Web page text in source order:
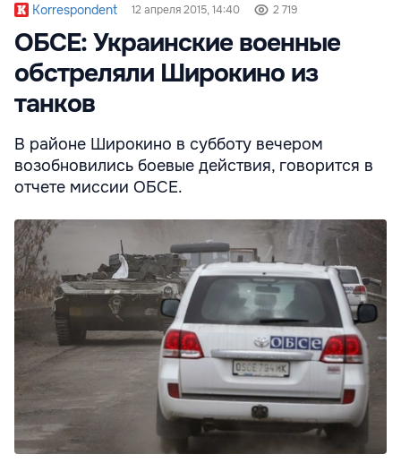
Korrespondent 12 апреля 2015, 14:40 2 719
ОБСЕ: Украинские военные
обстреляли Широкино из
танков
В районе Широкино в субботу вечером
возобновились боевые действия, говорится в
отчете миссии ОБСЕ.